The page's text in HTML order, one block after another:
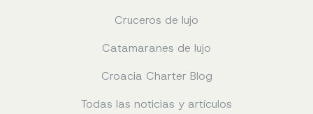
Cruceros de lujo
Catamaranes de lujo
Croacia Charter Blog
Todas las noticias y artículos